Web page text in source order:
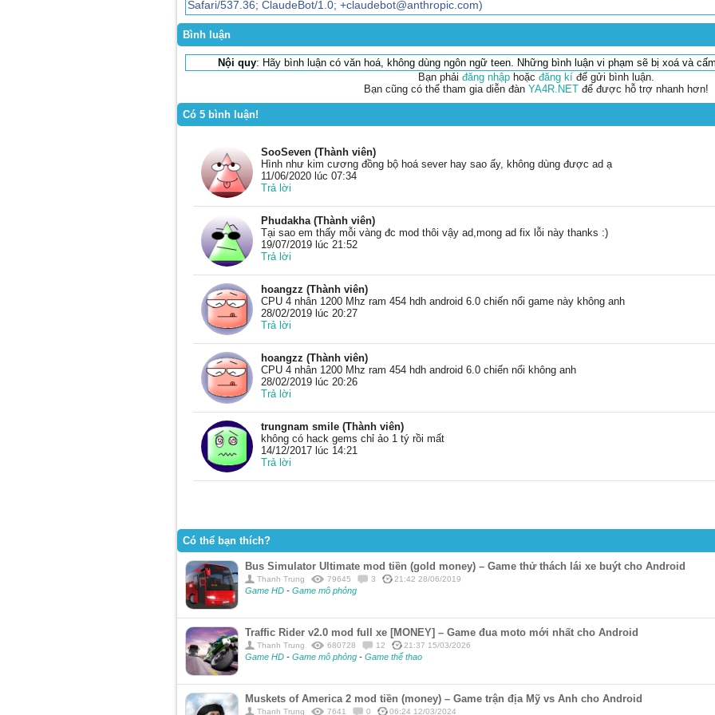
Safari/537.36; ClaudeBot/1.0; +claudebot@anthropic.com)
Bình luận
Nội quy: Hãy bình luận có văn hoá, không dùng ngôn ngữ teen. Những bình luận vi phạm sẽ bị xoá và
Bạn phải đăng nhập hoặc đăng kí để gửi bình luận.
Bạn cũng có thể tham gia diễn đàn YA4R.NET để được hỗ trợ nhanh hơn!
Có 5 bình luận!
SooSeven (Thành viên)
Hình như kim cương đồng bộ hoá sever hay sao ấy, không dùng được ad ạ
11/06/2020 lúc 07:34
Trả lời
Phudakha (Thành viên)
Tại sao em thấy mỗi vàng đc mod thôi vậy ad,mong ad fix lỗi này thanks :)
19/07/2019 lúc 21:52
Trả lời
hoangzz (Thành viên)
CPU 4 nhân 1200 Mhz ram 454 hdh android 6.0 chiến nổi game này không anh
28/02/2019 lúc 20:27
Trả lời
hoangzz (Thành viên)
CPU 4 nhân 1200 Mhz ram 454 hdh android 6.0 chiến nổi không anh
28/02/2019 lúc 20:26
Trả lời
trungnam smile (Thành viên)
không có hack gems chỉ ảo 1 tý rồi mất
14/12/2017 lúc 14:21
Trả lời
Có thể bạn thích?
Bus Simulator Ultimate mod tiền (gold money) – Game thử thách lái xe buýt cho Android
Thanh Trung 79645 3 21:42 28/06/2019
Game HD - Game mô phỏng
Traffic Rider v2.0 mod full xe [MONEY] – Game đua moto mới nhất cho Android
Thanh Trung 680728 12 21:37 15/03/2026
Game HD - Game mô phỏng - Game thể thao
Muskets of America 2 mod tiền (money) – Game trận địa Mỹ vs Anh cho Android
Thanh Trung 7641 0 06:24 12/03/2024